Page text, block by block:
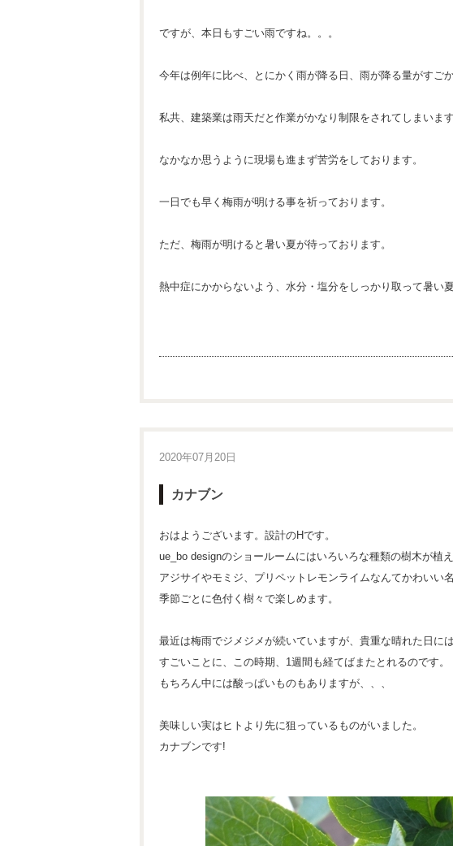
ですが、本日もすごい雨ですね。。。
今年は例年に比べ、とにかく雨が降る日、雨が降る量がすごか
私共、建築業は雨天だと作業がかなり制限をされてしまいます
なかなか思うように現場も進まず苦労をしております。
一日でも早く梅雨が明ける事を祈っております。
ただ、梅雨が明けると暑い夏が待っております。
熱中症にかからないよう、水分・塩分をしっかり取って暑い
2020年07月20日
カナブン
おはようございます。設計のHです。
ue_bo designのショールームにはいろいろな種類の樹木が植え
アジサイやモミジ、プリペットレモンライムなんてかわいい
季節ごとに色付く樹々で楽しめます。
最近は梅雨でジメジメが続いていますが、貴重な晴れた日に
すごいことに、この時期、1週間も経てばまたとれるのです。
もちろん中には酸っぱいものもありますが、、、
美味しい実はヒトより先に狙っているものがいました。
カナブンです!